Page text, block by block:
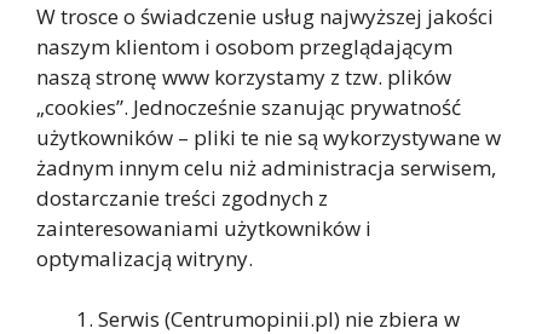
W trosce o świadczenie usług najwyższej jakości
naszym klientom i osobom przeglądającym
naszą stronę www korzystamy z tzw. plików
„cookies”. Jednocześnie szanując prywatność
użytkowników – pliki te nie są wykorzystywane w
żadnym innym celu niż administracja serwisem,
dostarczanie treści zgodnych z
zainteresowaniami użytkowników i
optymalizacją witryny.
Serwis (Centrumopinii.pl) nie zbiera w